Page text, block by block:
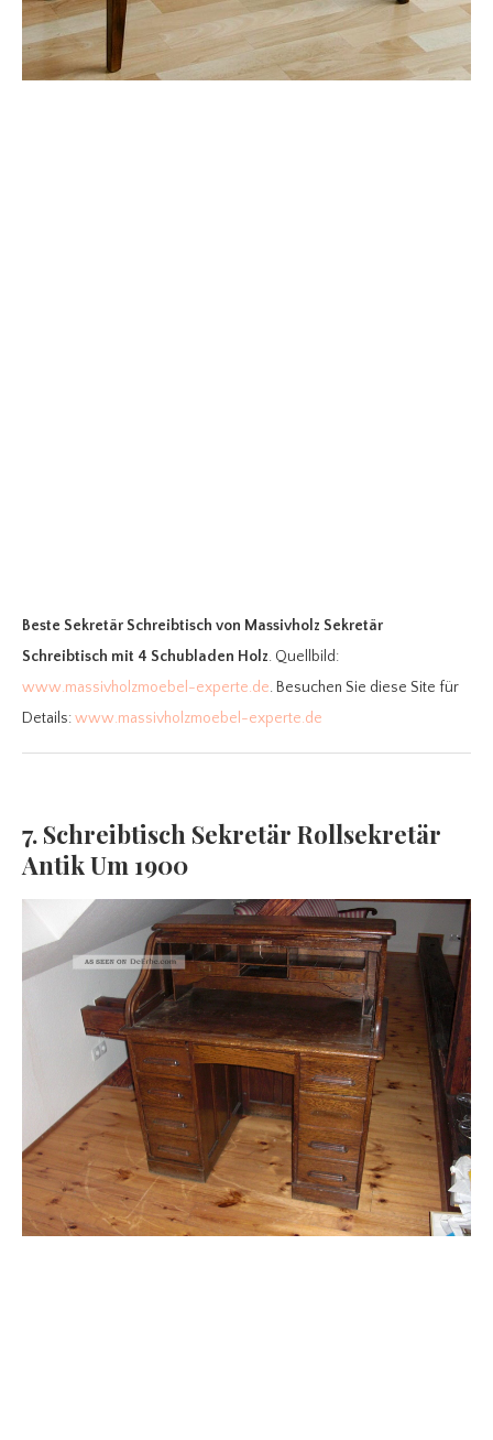
Beste Sekretär Schreibtisch von Massivholz Sekretär
Schreibtisch mit 4 Schubladen Holz. Quellbild:
www.massivholzmoebel-experte.de. Besuchen Sie diese Site für
Details:www.massivholzmoebel-experte.de
7. Schreibtisch Sekretär Rollsekretär
Antik Um 1900